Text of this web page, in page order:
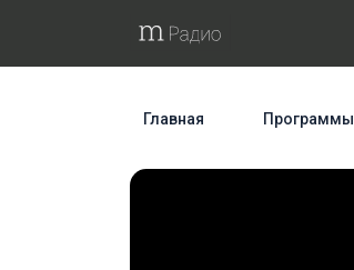
Главная Программы